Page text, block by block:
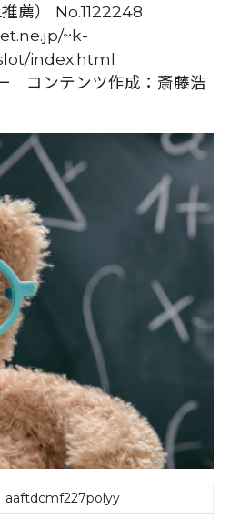
薦） No.1122248
~k-
index.html
コンテンツ作成：斎藤浩
aaftdcmf227polyy